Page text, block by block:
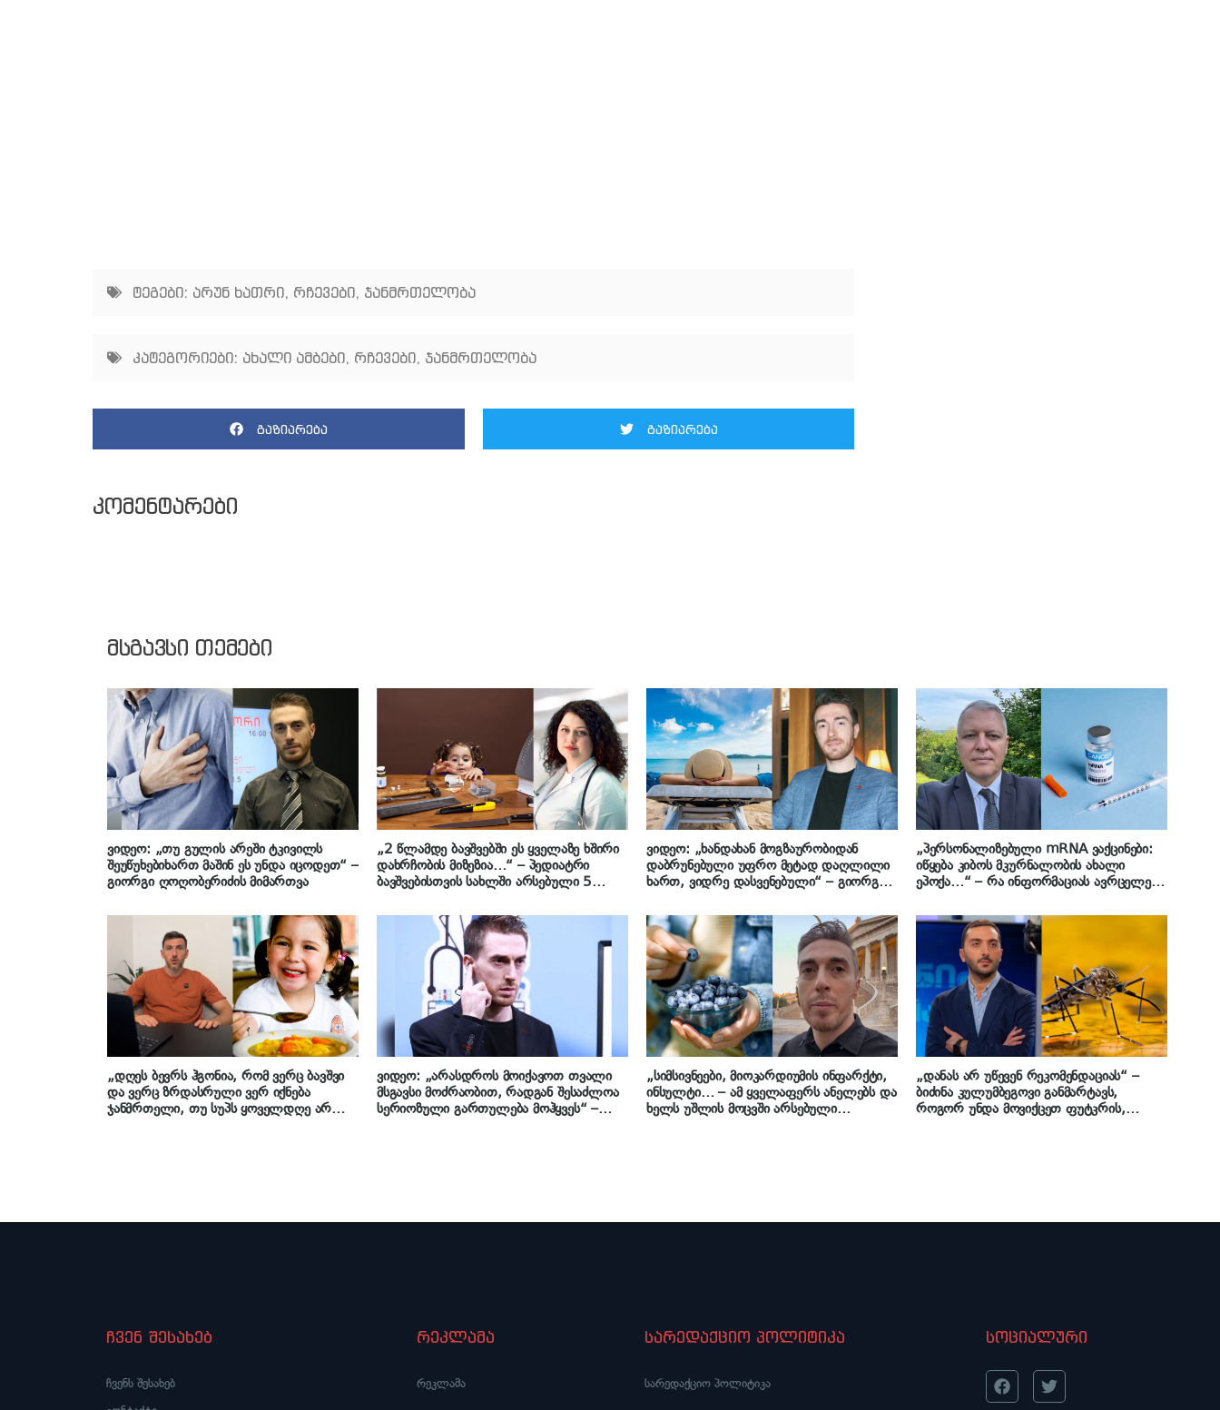
ტეგები: არუნ ხათრი, რჩევები, ჯანმრთელობა
კატეგორიები: ახალი ამბები, რჩევები, ჯანმრთელობა
გაზიარება გაზიარება
კომენტარები
მსგავსი თემები
ვიდეო: „თუ გულის არეში ტკივილს
შეუწუხებიხართ მაშინ ეს უნდა იცოდეთ“ –
გიორგი ღოღობერიძის მიმართვა
„2 წლამდე ბავშვებში ეს ყველაზე ხშირი
დახრჩობის მიზეზია…“ – პედიატრი
ბავშვებისთვის სახლში არსებული 5
ვიდეო: „ხანდახან მოგზაურობიდან
დაბრუნებული უფრო მეტად დაღლილი
ხართ, ვიდრე დასვენებული“ – გიორგი
„პერსონალიზებული mRNA ვაქცინები:
იწყება კიბოს მკურნალობის ახალი
ეპოქა…“ – რა ინფორმაციას ავრცელებს
„დღეს ბევრს ჰგონია, რომ ვერც ბავშვი
და ვერც ზრდასრული ვერ იქნება
ჯანმრთელი, თუ სუპს ყოველდღე არ
ვიდეო: „არასდროს მოიქავოთ თვალი
მსგავსი მოძრაობით, რადგან შესაძლოა
სერიოზული გართულება მოჰყვეს“ –
„სიმსივნეები, მიოკარდიუმის ინფარქტი,
ინსულტი… – ამ ყველაფერს ანელებს და
ხელს უშლის მოცვში არსებული
„დანას არ უწევენ რეკომენდაციას“ –
ბიძინა კულუმბეგოვი განმარტავს,
როგორ უნდა მოვიქცეთ ფუტკრის,
ჩვენ შესახებ
ჩვენს შესახებ
რეკლამა
რეკლამა
სარედაქციო პოლიტიკა
სარედაქციო პოლიტიკა
სოციალური